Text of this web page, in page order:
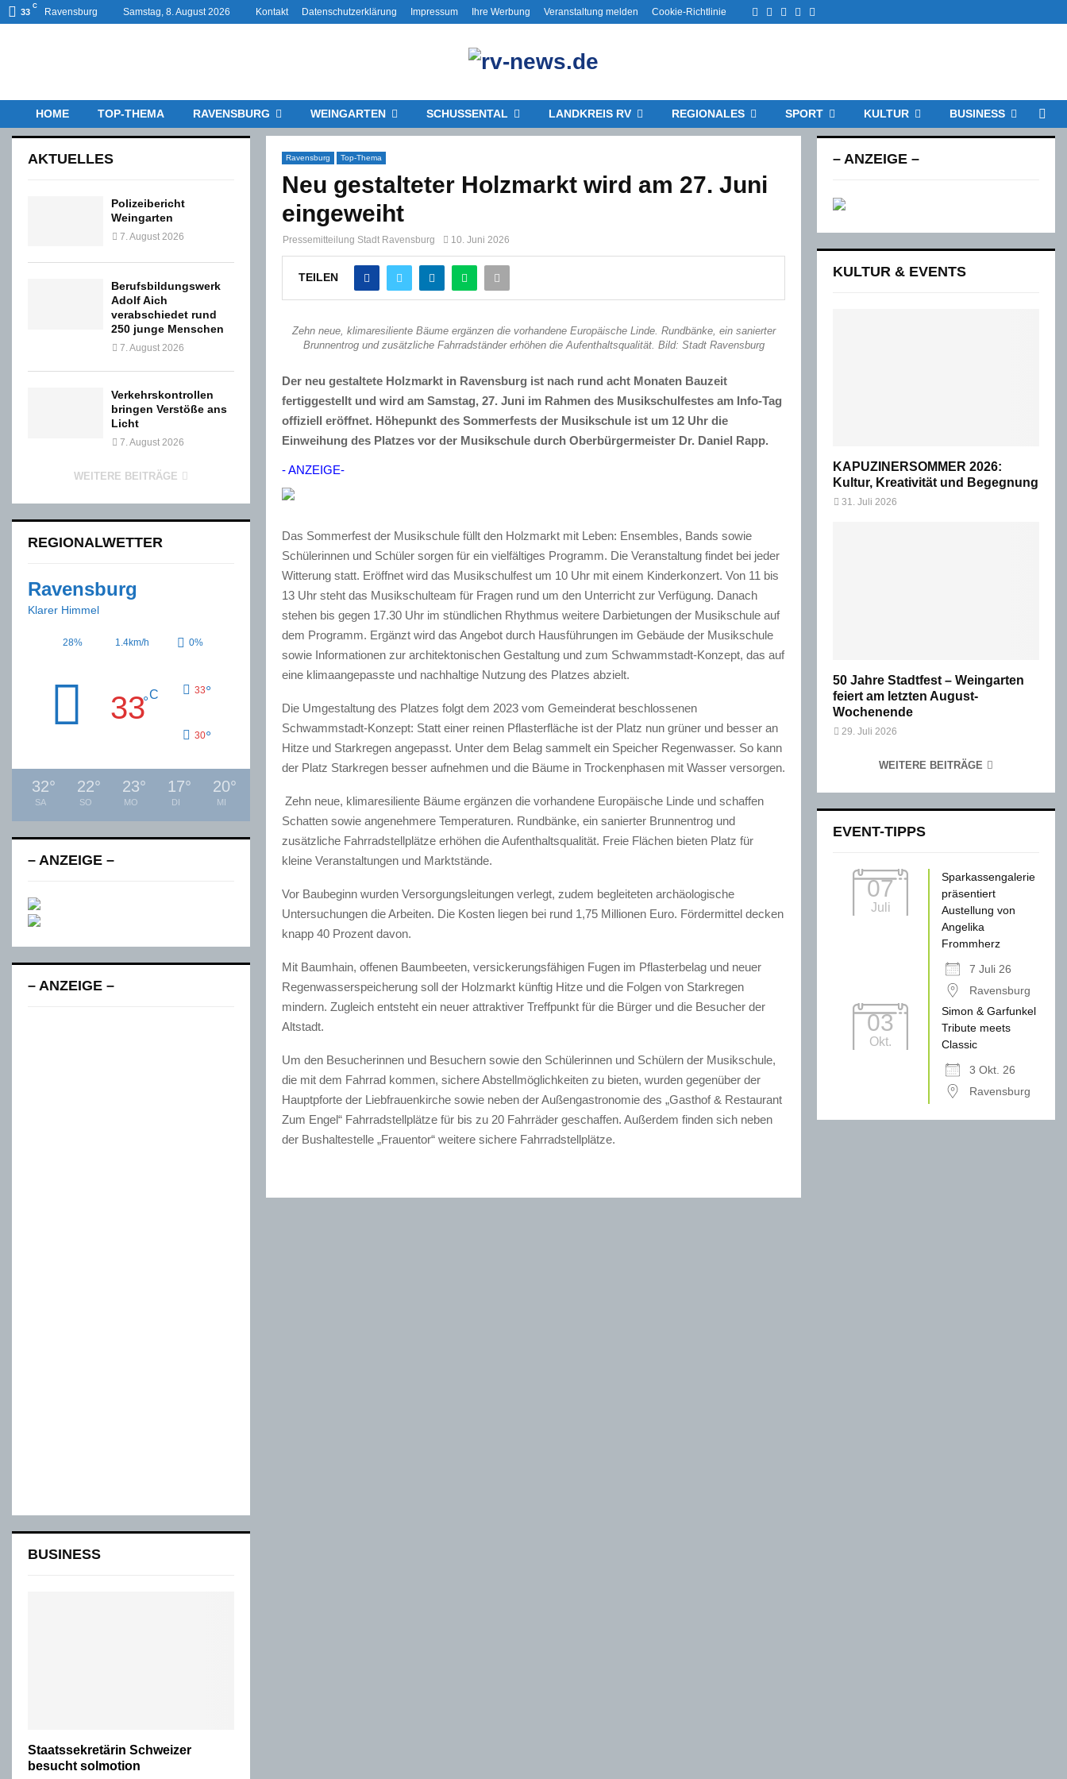
33
C
Ravensburg Samstag, 8. August 2026 Kontakt Datenschutzerklärung Impressum Ihre Werbung Veranstaltung melden Cookie-Richtlinie Facebook
TwitterInstagram
Email
HOME TOP-THEMA RAVENSBURG WEINGARTEN SCHUSSENTAL LANDKREIS RV REGIONALES SPORT KULTUR BUSINESS
Ravensburg Top-Thema
Neu gestalteter Holzmarkt wird am 27. Juni
eingeweiht
Pressemitteilung Stadt Ravensburg 10. Juni 2026
TEILEN
Zehn neue, klimaresiliente Bäume ergänzen die vorhandene Europäische Linde. Rundbänke, ein sanierter
Brunnentrog und zusätzliche Fahrradständer erhöhen die Aufenthaltsqualität. Bild: Stadt Ravensburg
Der neu gestaltete Holzmarkt in Ravensburg ist nach rund acht Monaten Bauzeit
fertiggestellt und wird am Samstag, 27. Juni im Rahmen des Musikschulfestes am Info-Tag
offiziell eröffnet. Höhepunkt des Sommerfests der Musikschule ist um 12 Uhr die
Einweihung des Platzes vor der Musikschule durch Oberbürgermeister Dr. Daniel Rapp.
- ANZEIGE-
Das Sommerfest der Musikschule füllt den Holzmarkt mit Leben: Ensembles, Bands sowie
Schülerinnen und Schüler sorgen für ein vielfältiges Programm. Die Veranstaltung findet bei jeder
Witterung statt. Eröffnet wird das Musikschulfest um 10 Uhr mit einem Kinderkonzert. Von 11 bis
13 Uhr steht das Musikschulteam für Fragen rund um den Unterricht zur Verfügung. Danach
stehen bis gegen 17.30 Uhr im stündlichen Rhythmus weitere Darbietungen der Musikschule auf
dem Programm. Ergänzt wird das Angebot durch Hausführungen im Gebäude der Musikschule
sowie Informationen zur architektonischen Gestaltung und zum Schwammstadt-Konzept, das auf
eine klimaangepasste und nachhaltige Nutzung des Platzes abzielt.
Die Umgestaltung des Platzes folgt dem 2023 vom Gemeinderat beschlossenen
Schwammstadt-Konzept: Statt einer reinen Pflasterfläche ist der Platz nun grüner und besser an
Hitze und Starkregen angepasst. Unter dem Belag sammelt ein Speicher Regenwasser. So kann
der Platz Starkregen besser aufnehmen und die Bäume in Trockenphasen mit Wasser versorgen.
Zehn neue, klimaresiliente Bäume ergänzen die vorhandene Europäische Linde und schaffen
Schatten sowie angenehmere Temperaturen. Rundbänke, ein sanierter Brunnentrog und
zusätzliche Fahrradstellplätze erhöhen die Aufenthaltsqualität. Freie Flächen bieten Platz für
kleine Veranstaltungen und Marktstände.
Vor Baubeginn wurden Versorgungsleitungen verlegt, zudem begleiteten archäologische
Untersuchungen die Arbeiten. Die Kosten liegen bei rund 1,75 Millionen Euro. Fördermittel decken
knapp 40 Prozent davon.
Mit Baumhain, offenen Baumbeeten, versickerungsfähigen Fugen im Pflasterbelag und neuer
Regenwasserspeicherung soll der Holzmarkt künftig Hitze und die Folgen von Starkregen
mindern. Zugleich entsteht ein neuer attraktiver Treffpunkt für die Bürger und die Besucher der
Altstadt.
Um den Besucherinnen und Besuchern sowie den Schülerinnen und Schülern der Musikschule,
die mit dem Fahrrad kommen, sichere Abstellmöglichkeiten zu bieten, wurden gegenüber der
Hauptpforte der Liebfrauenkirche sowie neben der Außengastronomie des „Gasthof & Restaurant
Zum Engel“ Fahrradstellplätze für bis zu 20 Fahrräder geschaffen. Außerdem finden sich neben
der Bushaltestelle „Frauentor“ weitere sichere Fahrradstellplätze.
AKTUELLES
Polizeibericht
Weingarten
7. August 2026
Berufsbildungswerk
Adolf Aich
verabschiedet rund
250 junge Menschen
7. August 2026
Verkehrskontrollen
bringen Verstöße ans
Licht
7. August 2026
WEITERE BEITRÄGE
REGIONALWETTER
Ravensburg
Klarer Himmel
28% 1.4km/h 0%
33°C 33°
30°
32°
SA
22°
SO
23°
MO
17°
DI
20°
MI
– ANZEIGE –
– ANZEIGE –
BUSINESS
Staatssekretärin Schweizer
besucht solmotion
– ANZEIGE –
KULTUR & EVENTS
KAPUZINERSOMMER 2026:
Kultur, Kreativität und Begegnung
31. Juli 2026
50 Jahre Stadtfest – Weingarten
feiert am letzten August-
Wochenende
29. Juli 2026
WEITERE BEITRÄGE
EVENT-TIPPS
07
Juli
Sparkassengalerie
präsentiert
Austellung von
Angelika
Frommherz
7 Juli 26
Ravensburg
03
Okt.
Simon & Garfunkel
Tribute meets
Classic
3 Okt. 26
Ravensburg